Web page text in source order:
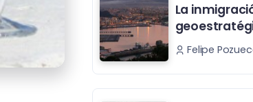
La
Felipe